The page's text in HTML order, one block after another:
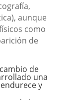
aunque
como
de
de
una
y